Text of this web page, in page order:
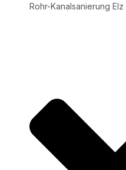
Rohr-Kanalsanierung Elz